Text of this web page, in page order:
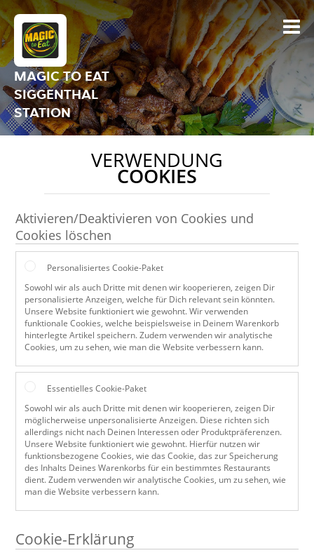
MAGIC TO EAT
SIGGENTHAL
STATION
VERWENDUNG
COOKIES
Aktivieren/Deaktivieren von Cookies und
Cookies löschen
Personalisiertes Cookie-Paket
Sowohl wir als auch Dritte mit denen wir kooperieren, zeigen Dir
personalisierte Anzeigen, welche für Dich relevant sein könnten.
Unsere Website funktioniert wie gewohnt. Wir verwenden
funktionale Cookies, welche beispielsweise in Deinem Warenkorb
hinterlegte Artikel speichern. Zudem verwenden wir analytische
Cookies, um zu sehen, wie man die Website verbessern kann.
Essentielles Cookie-Paket
Sowohl wir als auch Dritte mit denen wir kooperieren, zeigen Dir
möglicherweise unpersonalisierte Anzeigen. Diese richten sich
allerdings nicht nach Deinen Interessen oder Produktpräferenzen.
Unsere Website funktioniert wie gewohnt. Hierfür nutzen wir
funktionsbezogene Cookies, wie das Cookie, das zur Speicherung
des Inhalts Deines Warenkorbs für ein bestimmtes Restaurants
dient. Zudem verwenden wir analytische Cookies, um zu sehen, wie
man die Website verbessern kann.
Cookie-Erklärung